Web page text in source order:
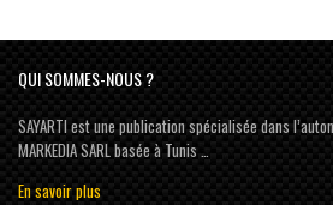
QUI SOMMES-NOUS ?
SAYARTI est une publication spécialisée dans
MARKEDIA SARL basée à Tunis …
En savoir plus